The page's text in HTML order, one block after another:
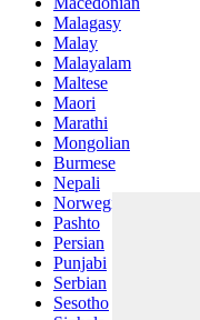
Malagasy
Malay
Malayalam
Maltese
Maori
Marathi
Mongolian
Burmese
Nepali
Norwegian
Pashto
Persian
Punjabi
Serbian
Sesotho